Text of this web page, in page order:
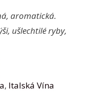
aromatická.
ušlechtilé ryby,
, Italská Vína